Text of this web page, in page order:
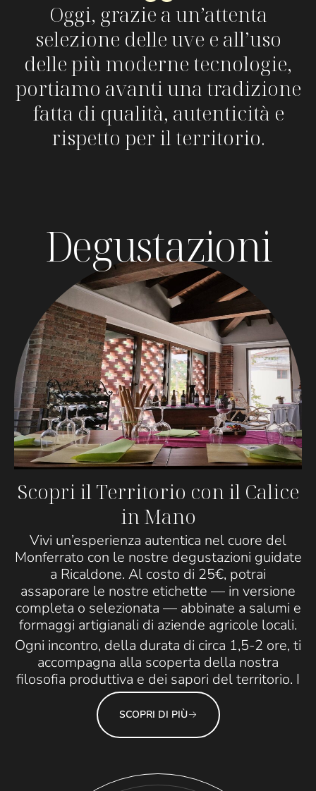
Oggi, grazie a un’attenta
selezione delle uve e all’uso
delle più moderne tecnologie,
portiamo avanti una tradizione
fatta di qualità, autenticità e
rispetto per il territorio.
Degustazioni
Scopri il Territorio con il Calice
in Mano
Vivi un’esperienza autentica nel cuore del
Monferrato con le nostre degustazioni guidate
a Ricaldone. Al costo di 25€, potrai
assaporare le nostre etichette — in versione
completa o selezionata — abbinate a salumi e
formaggi artigianali di aziende agricole locali.
Ogni incontro, della durata di circa 1,5-2 ore, ti
accompagna alla scoperta della nostra
filosofia produttiva e dei sapori del territorio. I
SCOPRI DI PIÙ